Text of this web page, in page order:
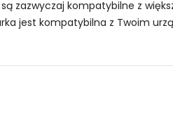
zazwyczaj kompatybilne z
jest kompatybilna z Twoim